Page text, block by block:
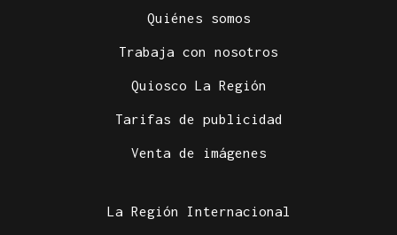
Quiénes somos
Trabaja con nosotros
Quiosco La Región
Tarifas de publicidad
Venta de imágenes
La Región Internacional